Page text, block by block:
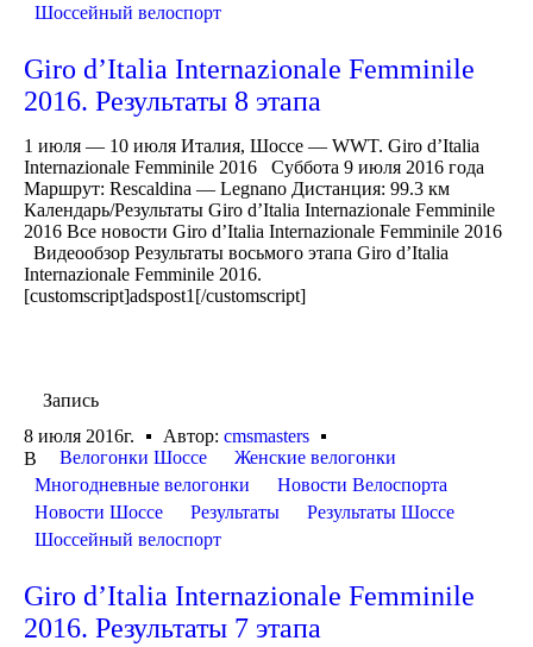
Шоссейный велоспорт
Giro d’Italia Internazionale Femminile
2016. Результаты 8 этапа
1 июля — 10 июля Италия, Шоссе — WWT. Giro d’Italia
Internazionale Femminile 2016 Суббота 9 июля 2016 года
Маршрут: Rescaldina — Legnano Дистанция: 99.3 км
Календарь/Результаты Giro d’Italia Internazionale Femminile
2016 Все новости Giro d’Italia Internazionale Femminile 2016
Видеообзор Результаты восьмого этапа Giro d’Italia
Internazionale Femminile 2016.
[customscript]adspost1[/customscript]
Запись
8 июля 2016г.
Автор: cmsmasters
В
Велогонки Шоссе
Женские велогонки
Многодневные велогонки
Новости Велоспорта
Новости Шоссе
Результаты
Результаты Шоссе
Шоссейный велоспорт
Giro d’Italia Internazionale Femminile
2016. Результаты 7 этапа